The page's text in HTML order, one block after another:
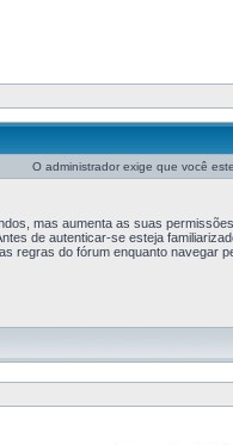
O administrador exige que você
mas aumenta as suas
de autenticar-se esteja
regras do fórum enquanto navegar